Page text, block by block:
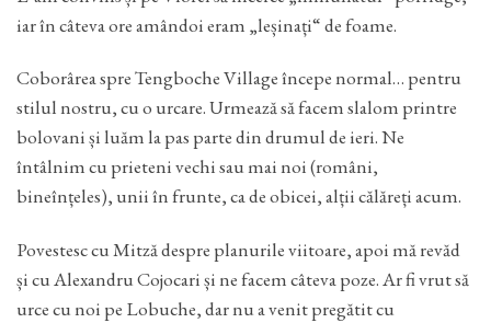
iar în câteva ore amândoi eram „leșinați“ de foame.
Coborârea spre Tengboche Village începe normal… pentru
stilul nostru, cu o urcare. Urmează să facem slalom printre
bolovani și luăm la pas parte din drumul de ieri. Ne
întâlnim cu prieteni vechi sau mai noi (români,
bineînțeles), unii în frunte, ca de obicei, alții călăreți acum.
Povestesc cu Mitză despre planurile viitoare, apoi mă revăd
și cu Alexandru Cojocari și ne facem câteva poze. Ar fi vrut să
urce cu noi pe Lobuche, dar nu a venit pregătit cu